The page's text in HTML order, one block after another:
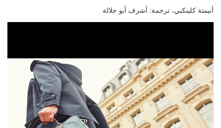
أنيمتة كلينكبي، ترجمة: أشرف أبو جلالة